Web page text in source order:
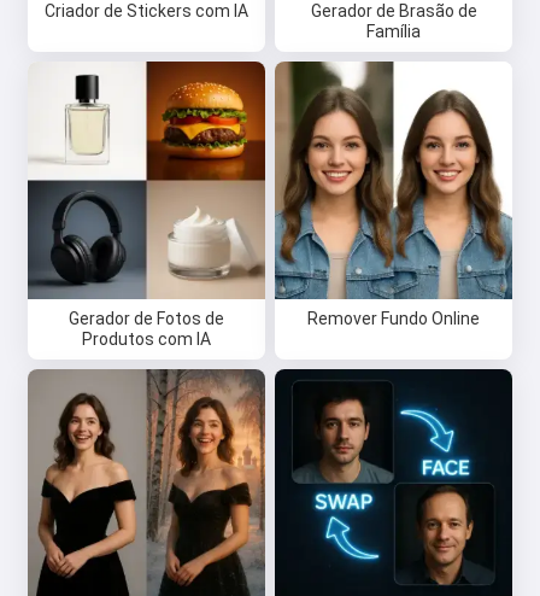
Criador de Stickers com IA
Gerador de Brasão de
Família
Gerador de Fotos de
Produtos com IA
Remover Fundo Online
Oi 👋
Eu posso criar músicas, escrever
poemas e mensagens de parabéns
🥰
Experimente grátis
Eu aceito: Termos de Serviço
Política de Privacidade,
Política de reembolso